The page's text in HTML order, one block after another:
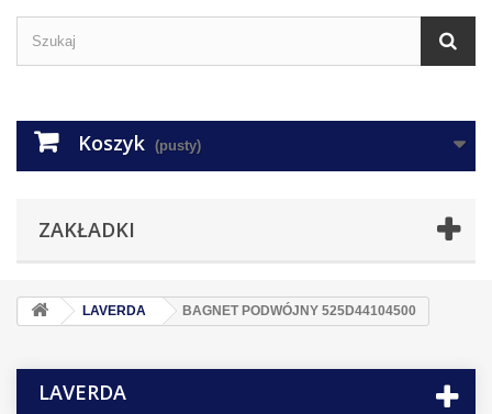
Koszyk (pusty)
ZAKŁADKI
LAVERDA BAGNET PODWÓJNY 525D44104500
LAVERDA